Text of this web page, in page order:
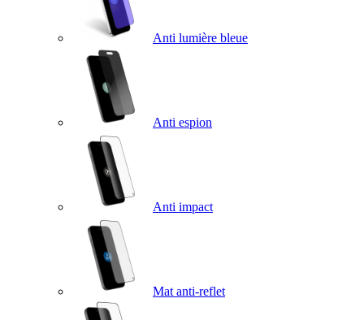
Anti lumière bleue
Anti espion
Anti impact
Mat anti-reflet